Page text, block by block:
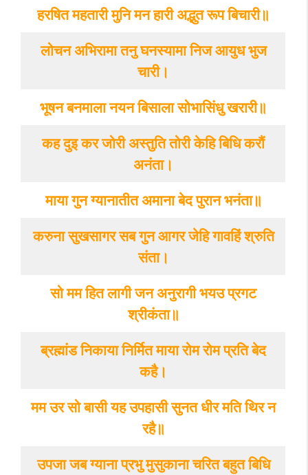
हरषित महतारी मुनि मन हारी अद्भुत रूप बिचारी॥
लोचन अभिरामा तनु घनस्यामा निज आयुध भुज
चारी।
भूषन बनमाला नयन बिसाला सोभासिंधु खरारी॥
कह दुइ कर जोरी अस्तुति तोरी केहि बिधि करौं
अनंता।
माया गुन ग्यानातीत अमाना बेद पुरान भनंता॥
करुना सुखसागर सब गुन आगर जेहि गावहिं श्रुति
संता।
सो मम हित लागी जन अनुरागी भयउ प्रगट
श्रीकंता॥
ब्रह्मांड निकाया निर्मित माया रोम रोम प्रति बेद
कहै।
मम उर सो बासी यह उपहासी सुनत धीर मति थिर न
रहै॥
उपजा जब ग्याना प्रभु मुसुकाना चरित बहुत बिधि